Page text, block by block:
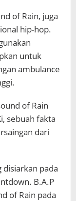
of Rain, juga
hip-hop.
untuk
ambulance
of Rain
sebuah fakta
dari
pada
B.A.P
of Rain pada